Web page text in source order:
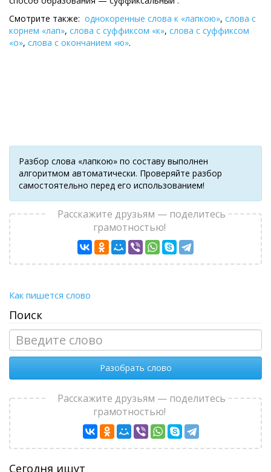
Смотрите также: однокоренные слова к «лапкою», слова с
корнем «лап», слова с суффиксом «к», слова с суффиксом
«о», слова с окончанием «ю».
Разбор слова «лапкою» по составу выполнен
алгоритмом автоматически. Проверяйте разбор
самостоятельно перед его использованием!
Расскажите друзьям — поделитесь
грамотностью!
Как пишется слово
Поиск
Разобрать слово
Расскажите друзьям — поделитесь
грамотностью!
Сегодня ищут